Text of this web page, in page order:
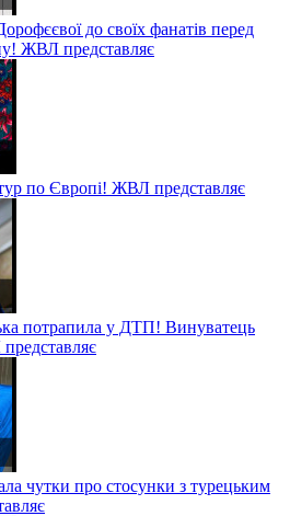
до своїх фанатів перед
ЖВЛ представляє
по Європі! ЖВЛ представляє
потрапила у ДТП! Винуватець
чутки про стосунки з турецьким